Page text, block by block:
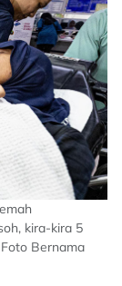
kira-kira 5
Bernama